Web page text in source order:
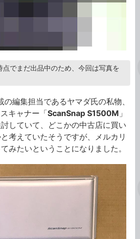
点でまだ出品中のため、今回は写真を
の編集担当であるヤマダ氏の私物、
キャナー「ScanSnap S1500M 」
していて、どこかの中古店に買い
考えていたそうですが、メルカリ
みたいということになりました。